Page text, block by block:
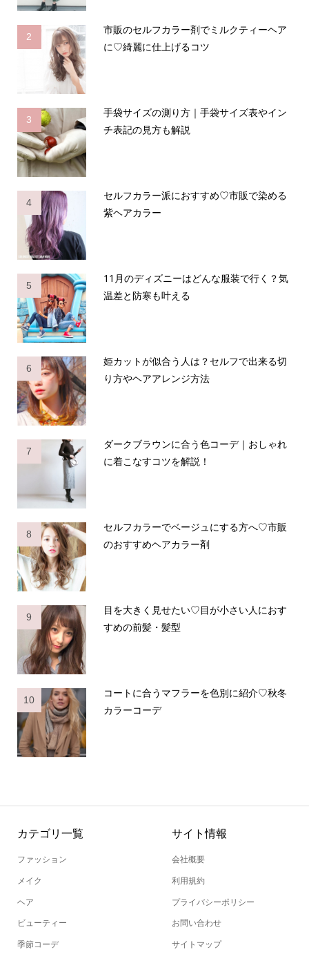
2
市販のセルフカラー剤でミルクティーヘア
に♡綺麗に仕上げるコツ
3
手袋サイズの測り方｜手袋サイズ表やイン
チ表記の見方も解説
4
セルフカラー派におすすめ♡市販で染める
紫ヘアカラー
5
11月のディズニーはどんな服装で行く？気
温差と防寒も叶える
6
姫カットが似合う人は？セルフで出来る切
り方やヘアアレンジ方法
7
ダークブラウンに合う色コーデ｜おしゃれ
に着こなすコツを解説！
8
セルフカラーでベージュにする方へ♡市販
のおすすめヘアカラー剤
9
目を大きく見せたい♡目が小さい人におす
すめの前髪・髪型
10
コートに合うマフラーを色別に紹介♡秋冬
カラーコーデ
カテゴリ一覧
ファッション
メイク
ヘア
ビューティー
季節コーデ
サイト情報
会社概要
利用規約
プライバシーポリシー
お問い合わせ
サイトマップ